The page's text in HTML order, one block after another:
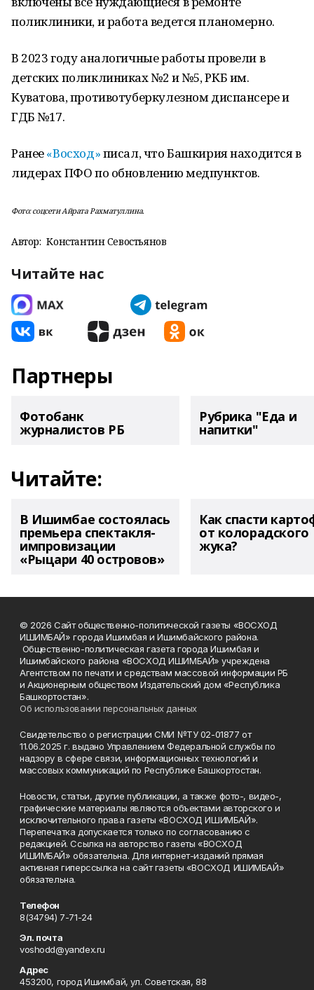
поликлиники, и работа ведется планомерно.
В 2023 году аналогичные работы провели в
детских поликлиниках №2 и №5, РКБ им.
Куватова, противотуберкулезном диспансере и
ГДБ №17.
Ранее«Восход»писал, что Башкирия находится в
лидерах ПФО по обновлению медпунктов.
Фото: соцсети Айрата Рахматуллина.
Автор: Константин Севостьянов
Читайте нас
Партнеры
Фотобанк
журналистов РБ
Рубрика "Еда и
напитки"
Читайте:
В Ишимбае состоялась
премьера спектакля-
импровизации
«Рыцари 40 островов»
Как спасти
от колорадского
жука?
© 2026 Сайт общественно-политической газеты «ВОСХОД
ИШИМБАЙ» города Ишимбая и Ишимбайского района.
Общественно-политическая газета города Ишимбая и
Ишимбайского района «ВОСХОД ИШИМБАЙ» учреждена
Агентством по печати и средствам массовой информации РБ
и Акционерным обществом Издательский дом «Республика
Башкортостан».
Об использовании персональных данных
Свидетельство о регистрации СМИ №ТУ 02-01877 от
11.06.2025 г. выдано Управлением Федеральной службы по
надзору в сфере связи, информационных технологий и
массовых коммуникаций по Республике Башкортостан.
Новости, статьи, другие публикации, а также фото-, видео-,
графические материалы являются объектами авторского и
исключительного права газеты «ВОСХОД ИШИМБАЙ».
Перепечатка допускается только по согласованию с
редакцией. Ссылка на авторство газеты «ВОСХОД
ИШИМБАЙ» обязательна. Для интернет-изданий прямая
активная гиперссылка на сайт газеты «ВОСХОД ИШИМБАЙ»
обязательна.
Телефон
8(34794) 7-71-24
Эл. почта
voshodd@yandex.ru
Адрес
453200, город Ишимбай, ул. Советская, 88